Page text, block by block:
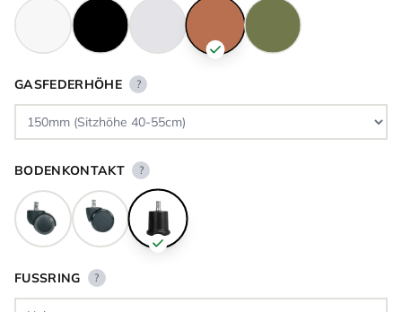
GASFEDERHÖHE ?
BODENKONTAKT ?
FUSSRING ?